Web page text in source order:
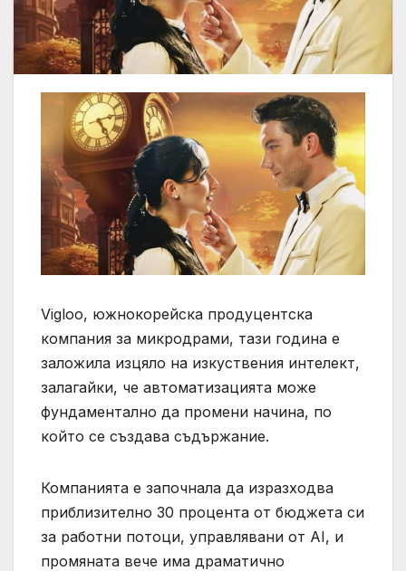
Vigloo, южнокорейска продуцентска
компания за микродрами, тази година е
заложила изцяло на изкуствения интелект,
залагайки, че автоматизацията може
фундаментално да промени начина, по
който се създава съдържание.
Компанията е започнала да изразходва
приблизително 30 процента от бюджета си
за работни потоци, управлявани от AI, и
промяната вече има драматично